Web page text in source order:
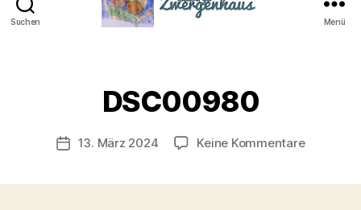
Suchen Menü
DSC00980
Beitragsautor
n
C
ri
t
Veröffentlichungsdatum
13. März 2024 Keine Kommentarezu